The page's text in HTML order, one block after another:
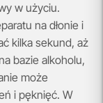
w użyciu.
na dłonie i
kilka sekund, aż
bazie alkoholu,
może
i pęknięć. W